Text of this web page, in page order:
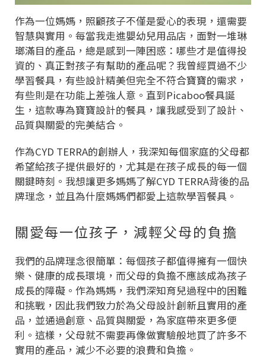
作為一位媽媽，照顧孩子不僅是愛心的表現，還需要
智慧與實用。每當我走進嬰幼兒用品店，面對一堆琳
瑯滿目的產品，總是感到一陣困惑：哪些才是值得投
資的、真正對孩子有幫助的產品呢？我曾經買過不少
學習餐具，有些設計精美但完全不符合寶寶的需求，
有些則是在功能上差強人意。直到Picaboo餐具誕
生，這款專為寶寶設計的餐具，讓我感受到了設計、
品質與關愛的完美結合。
作為CYD TERRA的創辦人，我深知每個家庭的父母都
希望給孩子提供最好的，尤其是在孩子成長的每一個
關鍵時刻。我想讓更多媽媽了解CYD TERRA背後的品
牌理念，並且為什麼媽媽們都愛上這款學習餐具。
關愛每一位孩子，減輕父母的負擔
我們的品牌理念很簡單：每個孩子都值得擁有一個快
樂、健康的成長環境，而父母的負擔不應該成為孩子
成長的障礙。作為媽媽，我們深知育兒過程中的困難
和挑戰，因此我們致力於為父母設計創新且實用的產
品，並通過創意、品質與關愛，為家庭帶來更多便
利。這樣，父母就不需要再像做實驗般地買了許多不
實用的產品，減少不必要的浪費和負擔。